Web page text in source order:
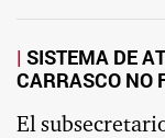
SISTEMA DE
CARRASCO NO
El